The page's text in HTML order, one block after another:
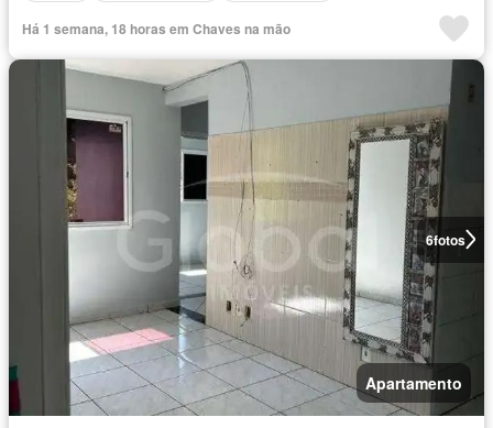
Há 1 semana, 18 horas em Chaves na mão
6fotos
Apartamento